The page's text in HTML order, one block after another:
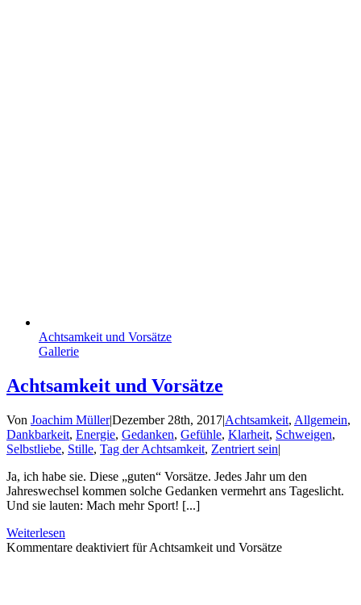
Achtsamkeit und Vorsätze
Gallerie
Achtsamkeit und Vorsätze
Von Joachim Müller|Dezember 28th, 2017|Achtsamkeit, Allgemein,
Dankbarkeit, Energie, Gedanken, Gefühle, Klarheit, Schweigen,
Selbstliebe, Stille, Tag der Achtsamkeit, Zentriert sein|
Ja, ich habe sie. Diese „guten“ Vorsätze. Jedes Jahr um den
Jahreswechsel kommen solche Gedanken vermehrt ans Tageslicht.
Und sie lauten: Mach mehr Sport! [...]
Weiterlesen
Kommentare deaktiviert für Achtsamkeit und Vorsätze